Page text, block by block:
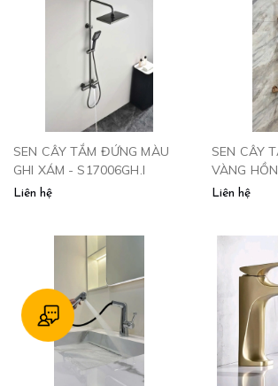
SEN CÂY TẮM ĐỨNG MÀU
GHI XÁM - S17006GH.I
Liên hệ
SEN CÂY
VÀNG
Liên hệ